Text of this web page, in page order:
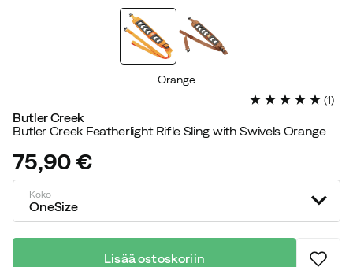
Orange
(1)
Butler Creek
Butler Creek Featherlight Rifle Sling with Swivels Orange
price
75,90 €
Koko
OneSize
Lisää ostoskoriin